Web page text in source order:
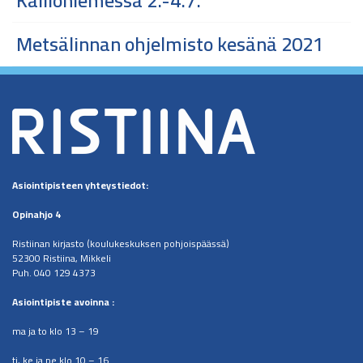
Metsälinnan ohjelmisto kesänä 2021
Asiointipisteenyhteystiedot:
Opinahjo 4
Ristiinan kirjasto (koulukeskuksen pohjoispäässä)
52300 Ristiina, Mikkeli
Puh. 040 129 4373
​Asiointipiste avoinna :
ma ja to klo 13 – 19